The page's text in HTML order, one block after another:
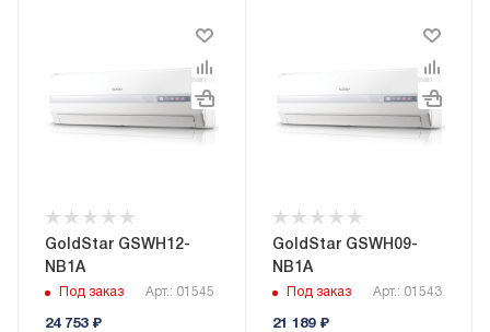
GoldStar GSWH12-
NB1A
Под заказ Арт.: 01545
24 753₽
GoldStar GSWH09-
NB1A
Под заказ Арт.: 01543
21 189₽